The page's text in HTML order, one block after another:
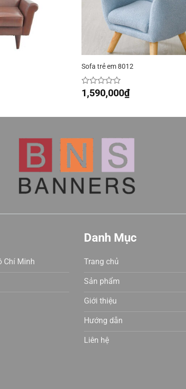
Sofa trẻ em 8012
Được
xếp
0
1,590,000₫
Chí Minh
Danh Mục
Trang chủ
Sản phẩm
Giới thiệu
Hướng dẫn
Liên hệ